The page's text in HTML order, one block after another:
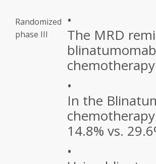
Randomized
phase III
•
The MRD
blinatumomab
•
In the
14.8% vs.
•